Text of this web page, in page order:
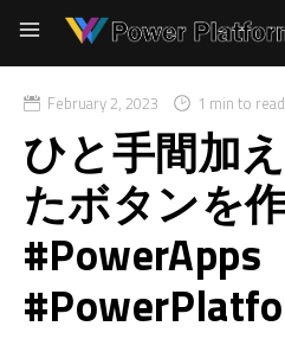
February 2, 2023 1 min to read
ひと手間加
たボタンを
#PowerApps